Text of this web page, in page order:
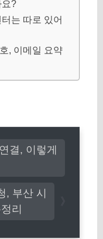
요?
는 따로 있어
, 이메일 요약
, 부산 시
리
결, 이렇게